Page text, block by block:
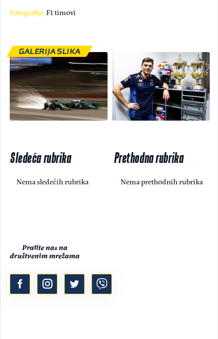
Fotografije:F1 timovi
GALERIJA SLIKA
Sledeća rubrika
Nema sledećih rubrika
Prethodna rubrika
Nema prethodnih rubrika
Pratite nas na
društvenim mrežama